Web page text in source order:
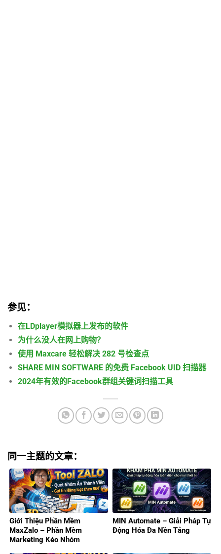
参见：
在LDplayer模拟器上发布的软件
为什么没人在网上购物？
使用 Maxcare 轻松解决 282 号检查点
SHARE MIN SOFTWARE 的免费 Facebook UID 扫描器
2024年有效的Facebook群组关键词扫描工具
同一主题的文章：
Giới Thiệu Phần Mềm
MaxZalo – Phần Mềm
Marketing Kéo Nhóm
MIN Automate – Giải Pháp Tự
Động Hóa Đa Nền Tảng